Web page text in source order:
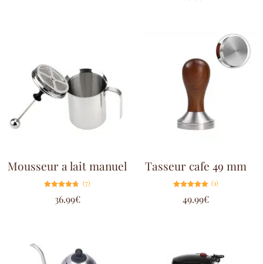
sur 5
Mousseur a lait manuel
4.71
sur 5
(7)
36.99€
Tasseur cafe 49 mm
5.00
sur 5
(1)
49.99€